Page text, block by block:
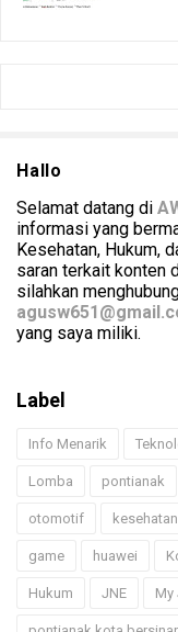
Hallo
Selamat datang di
informasi yang
Kesehatan, Hukum,
saran terkait konten
silahkan
yang saya miliki.
Label
Info Menarik
Lomba pontianak
otomotif kesehatan
game huawei
Hukum JNE My